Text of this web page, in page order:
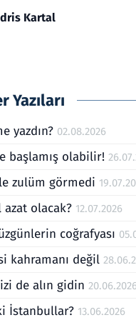
Kartal
Yazıları
yazdın? 02.08.2026
başlamış olabilir!
zulüm görmedi
azat olacak? 12.07.2026
coğrafyası
kahramanı değil
de alın gidin 20.06.2026
İstanbullar? 13.06.2026